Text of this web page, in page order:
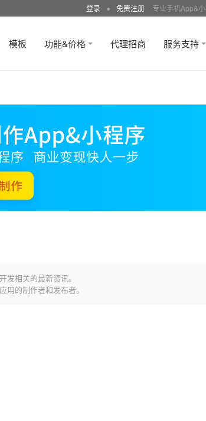
登录 ● 免费注册 专业手机App&
模板 功能&价格 代理招商 服务支持
相关的最新资讯。
的制作者和发布者。